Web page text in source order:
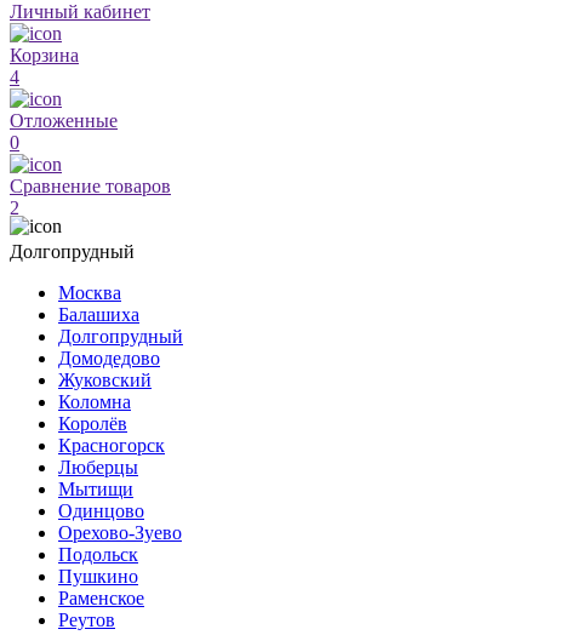
Личный кабинет
Корзина
4
Отложенные
0
Сравнение товаров
2
Долгопрудный
Москва
Балашиха
Долгопрудный
Домодедово
Жуковский
Коломна
Королёв
Красногорск
Люберцы
Мытищи
Одинцово
Орехово-Зуево
Подольск
Пушкино
Раменское
Реутов